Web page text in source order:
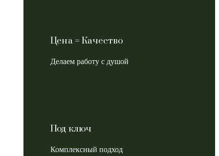
Цена = Качество
Делаем работу с душой
Под ключ
Комплексный подход